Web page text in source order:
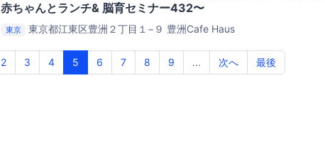
赤ちゃんとランチ& 脳育セミナー432〜
東京 東京都江東区豊洲２丁目１−９ 豊洲Cafe Haus
2 3 4 5 6 7 8 9 ... 次へ 最後